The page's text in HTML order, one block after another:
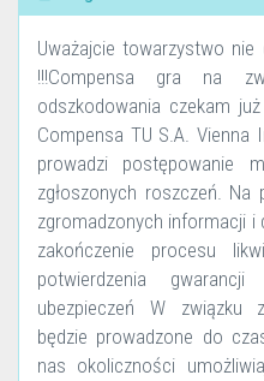
Uważajcie towarzystwo nie
!!!Compensa gra na
odszkodowania czekam
Compensa TU S.A. Vienna
prowadzi postępowanie
zgłoszonych roszczeń.
zgromadzonych informacji i
zakończenie procesu
potwierdzenia
ubezpieczeń W związku
będzie prowadzone do
nas okoliczności